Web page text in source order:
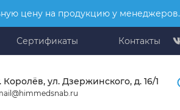
цену на продукцию у менеджеров.
Сертификаты Контакты
Королёв, ул. Дзержинского, д. 16/1